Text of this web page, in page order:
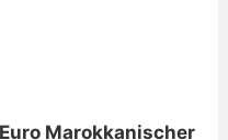
Marokkanischer